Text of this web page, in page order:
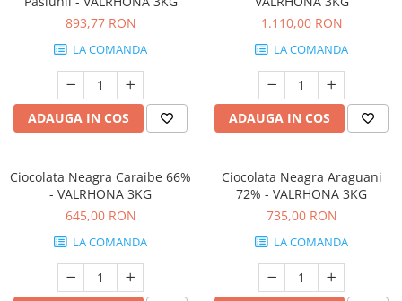
893,77 RON
LA COMANDA
ADAUGA IN COS
1.110,00 RON
LA COMANDA
ADAUGA IN COS
Ciocolata Neagra Caraibe 66%
- VALRHONA 3KG
645,00 RON
LA COMANDA
Ciocolata Neagra Araguani
72% - VALRHONA 3KG
735,00 RON
LA COMANDA